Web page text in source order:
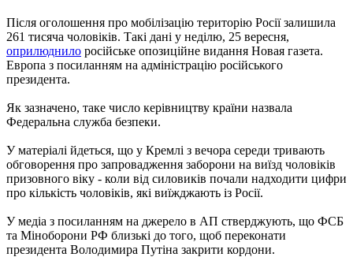
Після оголошення про мобілізацію територію Росії залишила
261 тисяча чоловіків. Такі дані у неділю, 25 вересня,
оприлюднило російське опозиційне видання Новая газета.
Европа з посиланням на адміністрацію російського
президента.
Як зазначено, таке число керівництву країни назвала
Федеральна служба безпеки.
У матеріалі йдеться, що у Кремлі з вечора середи тривають
обговорення про запровадження заборони на виїзд чоловіків
призовного віку - коли від силовиків почали надходити цифри
про кількість чоловіків, які виїжджають із Росії.
У медіа з посиланням на джерело в АП стверджують, що ФСБ
та Міноборони РФ близькі до того, щоб переконати
президента Володимира Путіна закрити кордони.